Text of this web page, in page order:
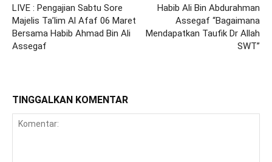
LIVE : Pengajian Sabtu Sore
Majelis Ta’lim Al Afaf 06 Maret
Bersama Habib Ahmad Bin Ali
Assegaf
Habib Ali Bin Abdurahman
Assegaf “Bagaimana
Mendapatkan Taufik Dr Allah
SWT”
TINGGALKAN KOMENTAR